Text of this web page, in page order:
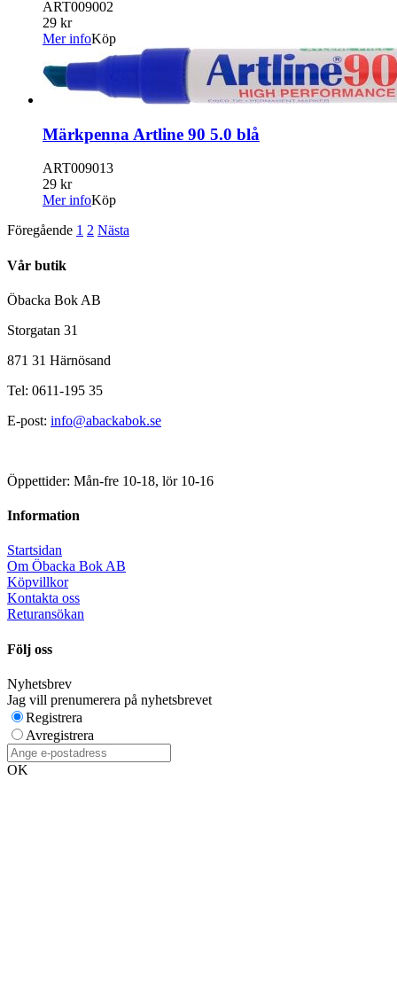
ART009002
29 kr
Mer infoKöp
Märkpenna Artline 90 5.0 blå
ART009013
29 kr
Mer infoKöp
Föregående 1 2 Nästa
Vår butik
Öbacka Bok AB
Storgatan 31
871 31 Härnösand
Tel: 0611-195 35
E-post: info@abackabok.se
Öppettider: Mån-fre 10-18, lör 10-16
Information
Startsidan
Om Öbacka Bok AB
Köpvillkor
Kontakta oss
Returansökan
Följ oss
Nyhetsbrev
Jag vill prenumerera på nyhetsbrevet
Registrera
Avregistrera
OK